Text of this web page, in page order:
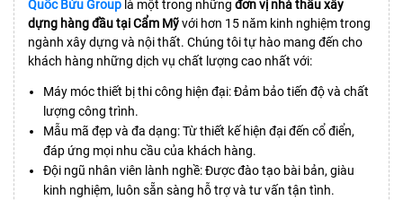
Quốc Bửu Group là một trong những đơn vị nhà thầu xây
dựng hàng đầu tại Cẩm Mỹvới hơn 15 năm kinh nghiệm trong
ngành xây dựng và nội thất. Chúng tôi tự hào mang đến cho
khách hàng những dịch vụ chất lượng cao nhất với:
Máy móc thiết bị thi công hiện đại: Đảm bảo tiến độ và chất
lượng công trình.
Mẫu mã đẹp và đa dạng: Từ thiết kế hiện đại đến cổ điển,
đáp ứng mọi nhu cầu của khách hàng.
Đội ngũ nhân viên lành nghề: Được đào tạo bài bản, giàu
kinh nghiệm, luôn sẵn sàng hỗ trợ và tư vấn tận tình.